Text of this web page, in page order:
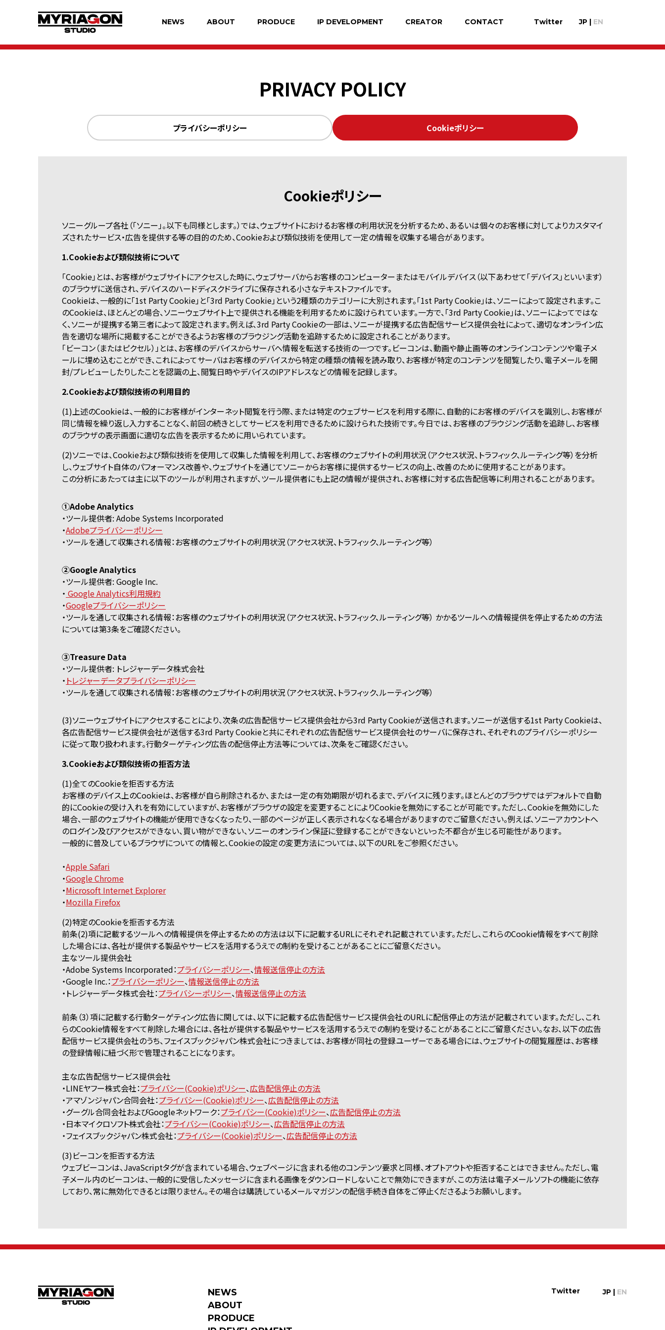
NEWS ABOUT PRODUCE IP DEVELOPMENT CREATOR CONTACT Twitter JP EN
PRIVACY POLICY
プライバシーポリシー Cookieポリシー
Cookieポリシー
ソニーグループ各社（「ソニー」。以下も同様とします。）では、ウェブサイトにおけるお客様の利用状況を分析するため、あるいは個々のお客様に対してよりカスタマイ
ズされたサービス・広告を提供する等の目的のため、Cookieおよび類似技術を使用して一定の情報を収集する場合があります。
1.Cookieおよび類似技術について
「Cookie」とは、お客様がウェブサイトにアクセスした時に、ウェブサーバからお客様のコンピューターまたはモバイルデバイス（以下あわせて「デバイス」といいます）
のブラウザに送信され、デバイスのハードディスクドライブに保存される小さなテキストファイルです。
Cookieは、一般的に「1st Party Cookie」と「3rd Party Cookie」という2種類のカテゴリーに大別されます。「1st Party Cookie」は、ソニーによって設定されます。こ
のCookieは、ほとんどの場合、ソニーウェブサイト上で提供される機能を利用するために設けられています。一方で、「3rd Party Cookie」は、ソニーによってではな
く、ソニーが提携する第三者によって設定されます。例えば、3rd Party Cookieの一部は、ソニーが提携する広告配信サービス提供会社によって、適切なオンライン広
告を適切な場所に掲載することができるようお客様のブラウジング活動を追跡するために設定されることがあります。
「ビーコン（またはピクセル）」とは、お客様のデバイスからサーバへ情報を転送する技術の一つです。ビーコンは、動画や静止画等のオンラインコンテンツや電子メ
ールに埋め込むことができ、これによってサーバはお客様のデバイスから特定の種類の情報を読み取り、お客様が特定のコンテンツを閲覧したり、電子メールを開
封/プレビューしたりしたことを認識の上、閲覧日時やデバイスのIPアドレスなどの情報を記録します。
2.Cookieおよび類似技術の利用目的
(1)上述のCookieは、一般的にお客様がインターネット閲覧を行う際、または特定のウェブサービスを利用する際に、自動的にお客様のデバイスを識別し、お客様が
同じ情報を繰り返し入力することなく、前回の続きとしてサービスを利用できるために設けられた技術です。今日では、お客様のブラウジング活動を追跡し、お客様
のブラウザの表示画面に適切な広告を表示するために用いられています。
(2)ソニーでは、Cookieおよび類似技術を使用して収集した情報を利用して、お客様のウェブサイトの利用状況（アクセス状況、トラフィック、ルーティング等）を分析
し、ウェブサイト自体のパフォーマンス改善や、ウェブサイトを通じてソニーからお客様に提供するサービスの向上、改善のために使用することがあります。
この分析にあたっては主に以下のツールが利用されますが、ツール提供者にも上記の情報が提供され、お客様に対する広告配信等に利用されることがあります。
①Adobe Analytics
・ツール提供者: Adobe Systems Incorporated
・Adobeプライバシーポリシー
・ツールを通して収集される情報：お客様のウェブサイトの利用状況（アクセス状況、トラフィック、ルーティング等）
②Google Analytics
・ツール提供者: Google Inc.
・ Google Analytics利用規約
・Googleプライバシーポリシー
・ツールを通して収集される情報：お客様のウェブサイトの利用状況（アクセス状況、トラフィック、ルーティング等） かかるツールへの情報提供を停止するための方法
については第3条をご確認ください。
③Treasure Data
・ツール提供者: トレジャーデータ株式会社
・ トレジャーデータプライバシーポリシー
・ツールを通して収集される情報：お客様のウェブサイトの利用状況（アクセス状況、トラフィック、ルーティング等）
(3)ソニーウェブサイトにアクセスすることにより、次条の広告配信サービス提供会社から3rd Party Cookieが送信されます。ソニーが送信する1st Party Cookieは、
各広告配信サービス提供会社が送信する3rd Party Cookieと共にそれぞれの広告配信サービス提供会社のサーバに保存され、それぞれのプライバシーポリシー
に従って取り扱われます。行動ターゲティング広告の配信停止方法等については、次条をご確認ください。
3.Cookieおよび類似技術の拒否方法
(1)全てのCookieを拒否する方法
お客様のデバイス上のCookieは、お客様が自ら削除されるか、または一定の有効期限が切れるまで、デバイスに残ります。ほとんどのブラウザではデフォルトで自動
的にCookieの受け入れを有効にしていますが、お客様がブラウザの設定を変更することによりCookieを無効にすることが可能です。ただし、Cookieを無効にした
場合、一部のウェブサイトの機能が使用できなくなったり、一部のページが正しく表示されなくなる場合がありますのでご留意ください。例えば、ソニーアカウントへ
のログイン及びアクセスができない、買い物ができない、ソニーのオンライン保証に登録することができないといった不都合が生じる可能性があります。
一般的に普及しているブラウザについての情報と、Cookieの設定の変更方法については、以下のURLをご参照ください。
・Apple Safari
・Google Chrome
・Microsoft Internet Explorer
・Mozilla Firefox
(2)特定のCookieを拒否する方法
前条(2)項に記載するツールへの情報提供を停止するための方法は以下に記載するURLにそれぞれ記載されています。ただし、これらのCookie情報をすべて削除
した場合には、各社が提供する製品やサービスを活用するうえでの制約を受けることがあることにご留意ください。
主なツール提供会社
・Adobe Systems Incorporated：プライバシーポリシー、情報送信停止の方法
・Google Inc.：プライバシーポリシー、情報送信停止の方法
・トレジャーデータ株式会社：プライバシーポリシー、情報送信停止の方法
前条（3）項に記載する行動ターゲティング広告に関しては、以下に記載する広告配信サービス提供会社のURLに配信停止の方法が記載されています。ただし、これ
らのCookie情報をすべて削除した場合には、各社が提供する製品やサービスを活用するうえでの制約を受けることがあることにご留意ください。なお、以下の広告
配信サービス提供会社のうち、フェイスブックジャパン株式会社につきましては、お客様が同社の登録ユーザーである場合には、ウェブサイトの閲覧履歴は、お客様
の登録情報に紐づく形で管理されることになります。
主な広告配信サービス提供会社
・LINEヤフー株式会社：プライバシー(Cookie)ポリシー、広告配信停止の方法
・アマゾンジャパン合同会社：プライバシー(Cookie)ポリシー、広告配信停止の方法
・グーグル合同会社およびGoogleネットワーク：プライバシー(Cookie)ポリシー、広告配信停止の方法
・日本マイクロソフト株式会社：プライバシー(Cookie)ポリシー、広告配信停止の方法
・フェイスブックジャパン株式会社：プライバシー(Cookie)ポリシー、広告配信停止の方法
(3)ビーコンを拒否する方法
ウェブビーコンは、JavaScriptタグが含まれている場合、ウェブページに含まれる他のコンテンツ要求と同様、オプトアウトや拒否することはできません。ただし、電
子メール内のビーコンは、一般的に受信したメッセージに含まれる画像をダウンロードしないことで無効にできますが、この方法は電子メールソフトの機能に依存
しており、常に無効化できるとは限りません。その場合は購読しているメールマガジンの配信手続き自体をご停止くださるようお願いします。
NEWS
ABOUT
PRODUCE
Twitter JP | EN